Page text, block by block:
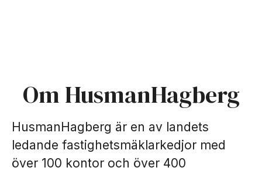
Om HusmanHagberg
HusmanHagberg är en av landets
ledande fastighetsmäklarkedjor med
över 100 kontor och över 400